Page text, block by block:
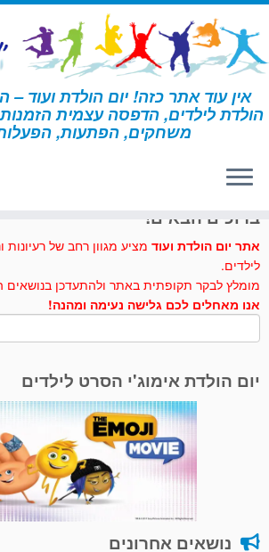
דלג
לתוכן
אין עוד אתר כזה! יום הולדת ועוד –
הולדת לילדים, הדפסה עצמית
משחקים, הפתעות, דף הבית » בת הים הקטנה » עוגות וכיבוד – בת
ברוכים הבאים!
אתר יום הולדת ועוד מציע מגוון רחב של רעיונות
לילדים.
מומלץ לבקר תקופתית באתר ולהתעדכן בנושאים
אנו מאחלים לכם גלישה נעימה ומהנה!
יום הולדת אימוג'י הסרט לילדים
נושאים אחרונים